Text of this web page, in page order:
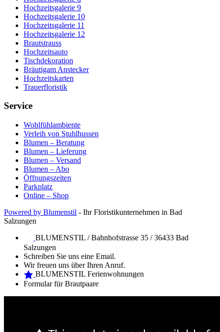
Hochzeitsgalerie 9
Hochzeitsgalerie 10
Hochzeitsgalerie 11
Hochzeitsgalerie 12
Brautstrauss
Hochzeitsauto
Tischdekoration
Bräutigam Anstecker
Hochzeitskarten
Trauerfloristik
Service
Wohlfühlambiente
Verleih von Stuhlhussen
Blumen – Beratung
Blumen – Lieferung
Blumen – Versand
Blumen – Abo
Öffnungszeiten
Parkplatz
Online – Shop
Powered by Blumenstil - Ihr Floristikunternehmen in Bad
Salzungen
BLUMENSTIL / Bahnhofstrasse 35 / 36433 Bad
Salzungen
Schreiben Sie uns eine Email.
Wir freuen uns über Ihren Anruf.
BLUMENSTIL Ferienwohnungen
Formular für Brautpaare